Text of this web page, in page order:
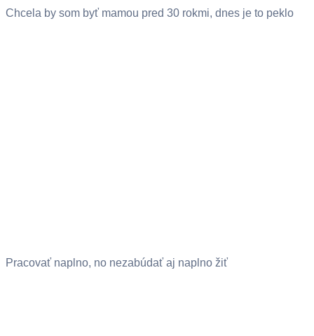
Chcela by som byť mamou pred 30 rokmi, dnes je to peklo
Pracovať naplno, no nezabúdať aj naplno žiť